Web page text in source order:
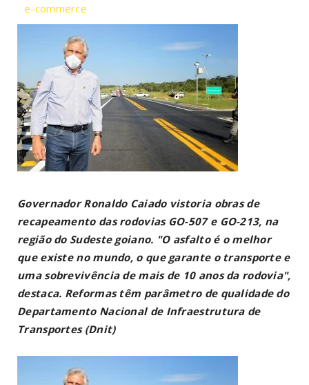
e-commerce
Governador Ronaldo Caiado vistoria obras de
recapeamento das rodovias GO-507 e GO-213, na
região do Sudeste goiano. "O asfalto é o melhor
que existe no mundo, o que garante o transporte e
uma sobrevivência de mais de 10 anos da rodovia",
destaca. Reformas têm parâmetro de qualidade do
Departamento Nacional de Infraestrutura de
Transportes (Dnit)